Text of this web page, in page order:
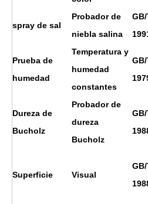
spray de sal
Probador de
niebla salina
Prueba de
humedad
Temperatura y
humedad
constantes
Dureza de
Bucholz
Probador de
dureza
Bucholz
Superficie Visual